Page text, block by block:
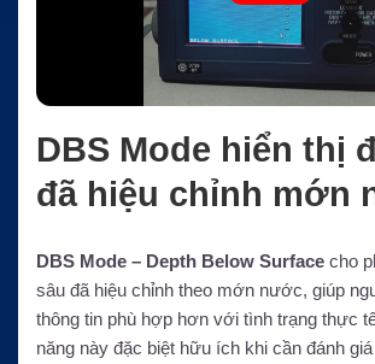
DBS Mode hiển thị
đã hiệu chỉnh mớn
DBS Mode – Depth Below Surface cho
sâu đã hiệu chỉnh theo mớn nước, giúp
thông tin phù hợp hơn với tình trạng thực
năng này đặc biệt hữu ích khi cần đánh